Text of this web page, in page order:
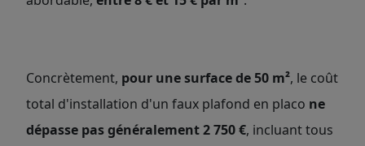
Concrètement, pour une surface de 50 m², le coût
total d'installation d'un faux plafond en placo ne
dépasse pas généralement 2 750 €, incluant tous